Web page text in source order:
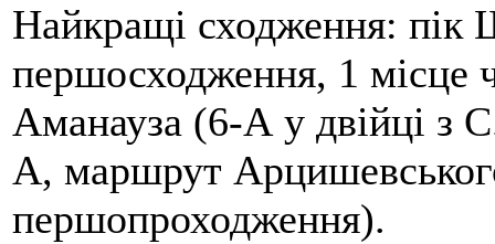
Найкращі сходження: пік
першосходження, 1 місце
Аманауза (6-А у двійці з
А, маршрут
першопроходження).